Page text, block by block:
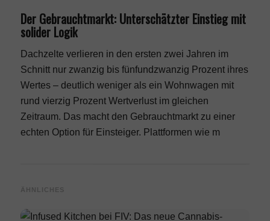
Der Gebrauchtmarkt: Unterschätzter Einstieg mit
solider Logik
Dachzelte verlieren in den ersten zwei Jahren im
Schnitt nur zwanzig bis fünfundzwanzig Prozent ihres
Wertes – deutlich weniger als ein Wohnwagen mit
rund vierzig Prozent Wertverlust im gleichen
Zeitraum. Das macht den Gebrauchtmarkt zu einer
echten Option für Einsteiger. Plattformen wie m
ÄHNLICHES